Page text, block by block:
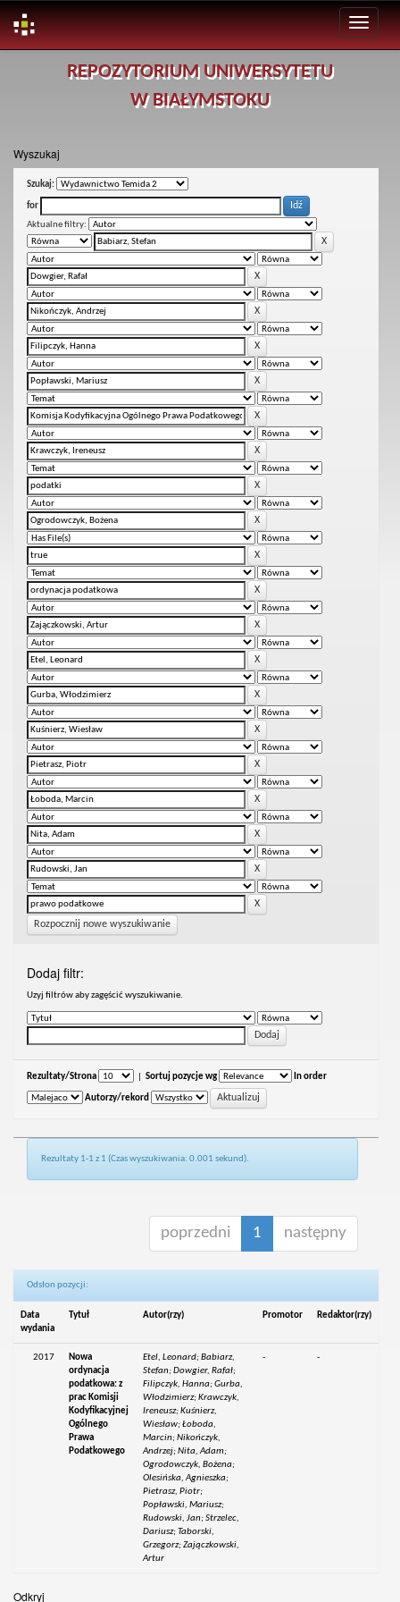
REPOZYTORIUM UNIWERSYTETU
W BIAŁYMSTOKU
Wyszukaj
Szukaj:
for
Aktualne filtry:
Rozpocznij nowe wyszukiwanie
Dodaj filtr:
Uzyj filtrów aby zagęścić wyszukiwanie.
Rezultaty/Strona Sortuj pozycje wg In order
Autorzy/rekord
Rezultaty 1-1 z 1 (Czas wyszukiwania: 0.001 sekund).
poprzedni 1 następny
Odsłon pozycji:
Data
wydania
Tytuł Autor(rzy) Promotor Redaktor(rzy)
2017
Nowa
ordynacja
podatkowa: z
prac Komisji
Kodyfikacyjnej
Ogólnego
Prawa
Podatkowego
Etel, Leonard; Babiarz,
Stefan; Dowgier, Rafał;
Filipczyk, Hanna; Gurba,
Włodzimierz; Krawczyk,
Ireneusz; Kuśnierz,
Wiesław; Łoboda,
Marcin; Nikończyk,
Andrzej; Nita, Adam;
Ogrodowczyk, Bożena;
Olesińska, Agnieszka;
Pietrasz, Piotr;
Popławski, Mariusz;
Rudowski, Jan; Strzelec,
Dariusz; Taborski,
Grzegorz; Zajączkowski,
Artur
- -
Odkryj